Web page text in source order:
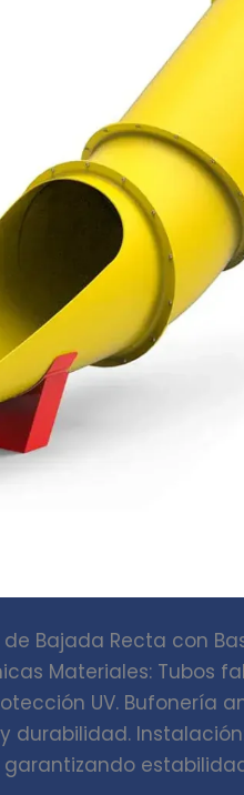
de Bajada Recta con
Materiales: Tubos
UV. Bufonería